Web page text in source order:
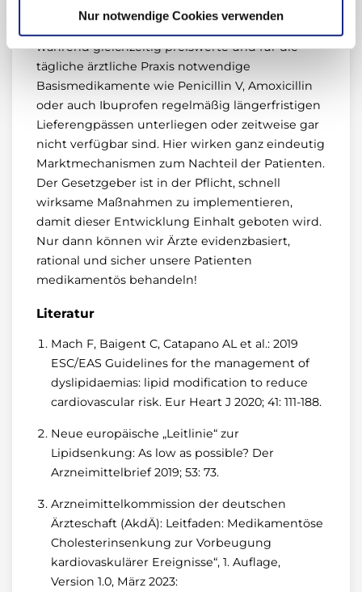
Nur notwendige Cookies verwenden
Zusatznutzen im Vergleich zur Standardtherapie
offensichtlich jederzeit gut erhältlich sind,
während gleichzeitig preiswerte und für die
tägliche ärztliche Praxis notwendige
Basismedikamente wie Penicillin V, Amoxicillin
oder auch Ibuprofen regelmäßig längerfristigen
Lieferengpässen unterliegen oder zeitweise gar
nicht verfügbar sind. Hier wirken ganz eindeutig
Marktmechanismen zum Nachteil der Patienten.
Der Gesetzgeber ist in der Pflicht, schnell
wirksame Maßnahmen zu implementieren,
damit dieser Entwicklung Einhalt geboten wird.
Nur dann können wir Ärzte evidenzbasiert,
rational und sicher unsere Patienten
medikamentös behandeln!
Literatur
Mach F, Baigent C, Catapano AL et al.: 2019
ESC/EAS Guidelines for the management of
dyslipidaemias: lipid modification to reduce
cardiovascular risk. Eur Heart J 2020; 41: 111-188.
Neue europäische „Leitlinie“ zur
Lipidsenkung: As low as possible? Der
Arzneimittelbrief 2019; 53: 73.
Arzneimittelkommission der deutschen
Ärzteschaft (AkdÄ): Leitfaden: Medikamentöse
Cholesterinsenkung zur Vorbeugung
kardiovaskulärer Ereignisse“, 1. Auflage,
Version 1.0, März 2023: